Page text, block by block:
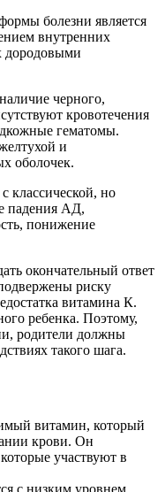
болезни является
внутренних
дородовыми
черного,
кровотечения
гематомы.
и
оболочек.
классической, но
падения АД,
понижение
окончательный ответ
риску
витамина К.
ребенка. Поэтому,
родители должны
такого шага.
витамин, который
крови. Он
участвуют в